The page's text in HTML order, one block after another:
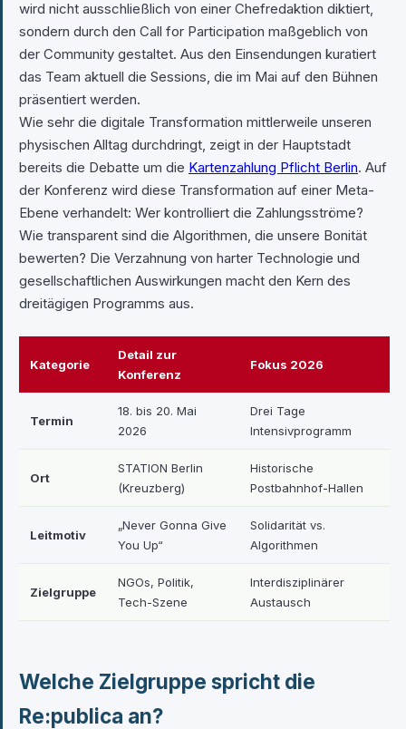
wird nicht ausschließlich von einer Chefredaktion diktiert,
sondern durch den Call for Participation maßgeblich von
der Community gestaltet. Aus den Einsendungen kuratiert
das Team aktuell die Sessions, die im Mai auf den Bühnen
präsentiert werden.
Wie sehr die digitale Transformation mittlerweile unseren
physischen Alltag durchdringt, zeigt in der Hauptstadt
bereits die Debatte um die Kartenzahlung Pflicht Berlin. Auf
der Konferenz wird diese Transformation auf einer Meta-
Ebene verhandelt: Wer kontrolliert die Zahlungsströme?
Wie transparent sind die Algorithmen, die unsere Bonität
bewerten? Die Verzahnung von harter Technologie und
gesellschaftlichen Auswirkungen macht den Kern des
dreitägigen Programms aus.
Kategorie
Detail zur
Konferenz
Fokus 2026
Termin
18. bis 20. Mai
2026
Drei Tage
Intensivprogramm
Ort
STATION Berlin
(Kreuzberg)
Historische
Postbahnhof-Hallen
Leitmotiv
„Never Gonna Give
You Up“
Solidarität vs.
Algorithmen
Zielgruppe
NGOs, Politik,
Tech-Szene
Interdisziplinärer
Austausch
Welche Zielgruppe spricht die
Re:publica an?